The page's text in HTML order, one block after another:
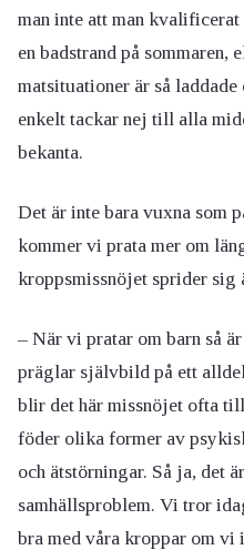
man inte att man
en badstrand på sommaren,
matsituationer är så
enkelt tackar nej till alla
bekanta.
Det är inte bara vuxna som
kommer vi prata mer om
kroppsmissnöjet sprider sig
– När vi pratar om barn så
präglar självbild på ett
blir det här missnöjet ofta
föder olika former av
och ätstörningar. Så ja, det
samhällsproblem. Vi tror
bra med våra kroppar om vi